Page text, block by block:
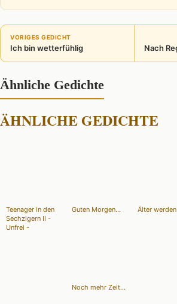
VORIGES GEDICHT
Ich bin wetterfühlig
Ähnliche Gedichte
ÄHNLICHE GEDICHTE
Teenager in den
Sechzigern II -
Unfrei -
Guten Morgen... Älter werden
Noch mehr Zeit...